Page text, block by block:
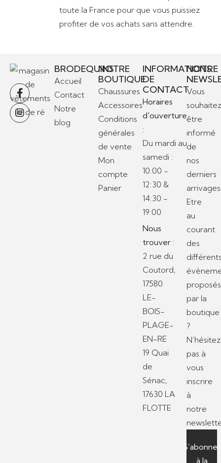
toute la France pour que vous puissiez
profiter de vos achats sans attendre.
BRODEQUINS
Accueil
Contact
Notre
blog
NOTRE
BOUTIQUE
Chaussures
Accessoires
Conditions
générales
de vente
Mon
compte
Panier
INFORMATIONS
DE
CONTACT
Horaires
d'ouverture
:
Du mardi au
samedi :
10:00 -
12:30 &
14:30 -
19:00
Nous
trouver :
2 rue du
Coutord,
17580
LE-
BOIS-
PLAGE-
EN-RE
19 Quai
de
Sénac,
17630 LA
FLOTTE
NOTRE
Vous
être
informé
de
nos
derniers
Etre
au
courant
des
proposés
par la
boutique
?
N’hésitez
pas à
vous
inscrire
à
notre
S’abonner
à la